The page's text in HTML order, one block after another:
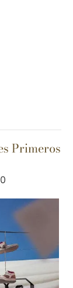
Primeros